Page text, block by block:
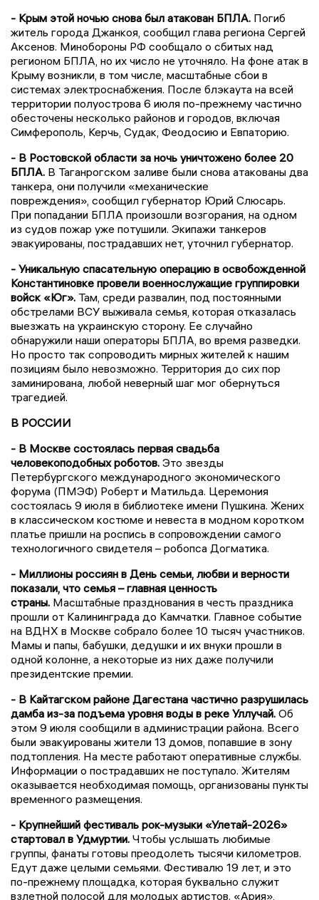
- Крым этой ночью снова был атакован БПЛА. Погиб
житель города Джанкоя, сообщил глава региона Сергей
Аксенов. Минобороны РФ сообщало о сбитых над
регионом БПЛА, но их число не уточняло. На фоне атак в
Крыму возникли, в том числе, масштабные сбои в
системах электроснабжения. После блэкаута на всей
территории полуострова 6 июля по-прежнему частично
обесточены несколько районов и городов, включая
Симферополь, Керчь, Судак, Феодосию и Евпаторию.
- В Ростовской области за ночь уничтожено более 20
БПЛА. В Таганрогском заливе были снова атакованы два
танкера, они получили «механические
повреждения», сообщил губернатор Юрий Слюсарь.
При попадании БПЛА произошли возгорания, на одном
из судов пожар уже потушили. Экипажи танкеров
эвакуированы, пострадавших нет, уточнил губернатор.
- Уникальную спасательную операцию в освобожденной
Константиновке провели военнослужащие группировки
войск «Юг». Там, среди развалин, под постоянными
обстрелами ВСУ выживала семья, которая отказалась
выезжать на украинскую сторону. Ее случайно
обнаружили наши операторы БПЛА, во время разведки.
Но просто так сопроводить мирных жителей к нашим
позициям было невозможно. Территория до сих пор
заминирована, любой неверный шаг мог обернуться
трагедией.
В РОССИИ
- В Москве состоялась первая свадьба
человекоподобных роботов. Это звезды
Петербургского международного экономического
форума (ПМЭФ) Роберт и Матильда. Церемония
состоялась 9 июля в библиотеке имени Пушкина. Жених
в классическом костюме и невеста в модном коротком
платье пришли на роспись в сопровождении самого
технологичного свидетеля – робопса Догматика.
- Миллионы россиян в День семьи, любви и верности
показали, что семья – главная ценность
страны. Масштабные празднования в честь праздника
прошли от Калининграда до Камчатки. Главное событие
на ВДНХ в Москве собрало более 10 тысяч участников.
Мамы и папы, бабушки, дедушки и их внуки прошли в
одной колонне, а некоторые из них даже получили
президентские премии.
- В Кайтагском районе Дагестана частично разрушилась
дамба из-за подъема уровня воды в реке Уллучай. Об
этом 9 июля сообщили в администрации района. Всего
были эвакуированы жители 13 домов, попавшие в зону
подтопления. На месте работают оперативные службы.
Информации о пострадавших не поступало. Жителям
оказывается необходимая помощь, организованы пункты
временного размещения.
- Крупнейший фестиваль рок-музыки «Улетай-2026»
стартовал в Удмуртии. Чтобы услышать любимые
группы, фанаты готовы преодолеть тысячи километров.
Едут даже целыми семьями. Фестивалю 19 лет, и это
по-прежнему площадка, которая буквально служит
взлетной полосой для молодых артистов. «Ария»,